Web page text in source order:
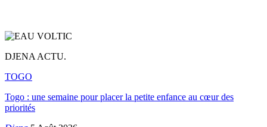
DJENA ACTU.
TOGO
Togo : une semaine pour placer la petite enfance au cœur des
priorités